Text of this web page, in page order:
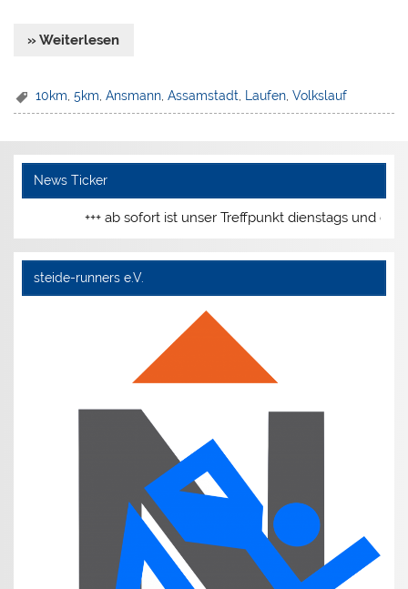
» Weiterlesen
10km ,5km ,Ansmann ,Assamstadt Laufen ,Volkslauf
News Ticker
+++ ab sofort ist unser Treffpunkt dienstags und
steide-runners e.V.